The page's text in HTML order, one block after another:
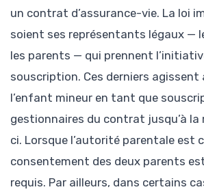
un contrat d’assurance-vie. La loi
soient ses représentants légaux —
les parents — qui prennent
souscription. Ces derniers agissent
l’enfant mineur en tant que
gestionnaires du contrat jusqu’à
ci. Lorsque l’autorité parentale est
consentement des deux parents
requis. Par ailleurs, dans certains